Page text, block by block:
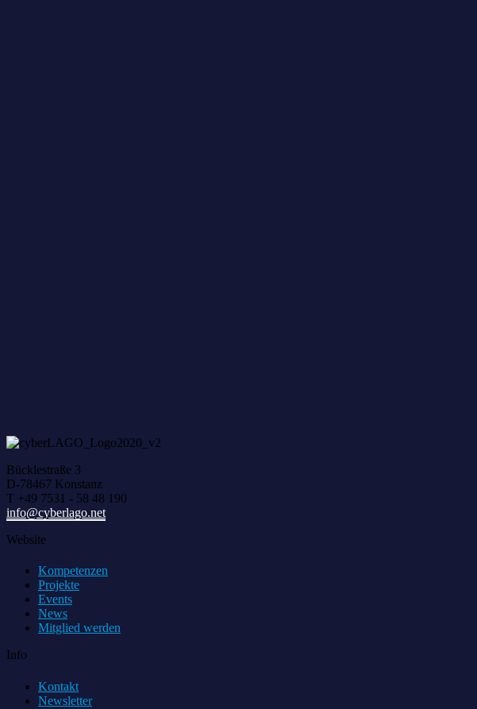
Bücklestraße 3
D-78467 Konstanz
T +49 7531 - 58 48 190
info@cyberlago.net
Website
Kompetenzen
Projekte
Events
News
Mitglied werden
Info
Kontakt
Newsletter